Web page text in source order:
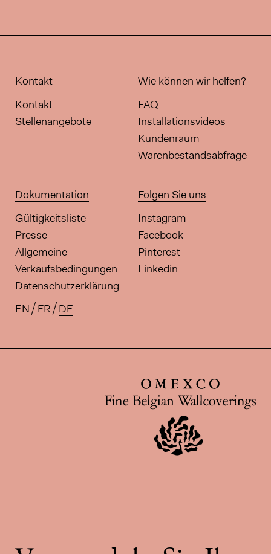
Kontakt
Kontakt
Stellenangebote
Wie können wir helfen?
FAQ
Installationsvideos
Kundenraum
Warenbestandsabfrage
Dokumentation
Gültigkeitsliste
Presse
Allgemeine
Verkaufsbedingungen
Datenschutzerklärung
Folgen Sie uns
Instagram
Facebook
Pinterest
Linkedin
Verfügbare Übersetzungen für
EN FR DE